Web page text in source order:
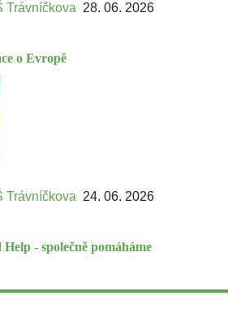
Trávníčkova 28. 06. 2026
o Evropě
Trávníčkova 24. 06. 2026
- společně pomáháme